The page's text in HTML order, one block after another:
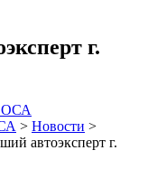
г.
ОСА
> Новости >
автоэксперт г.